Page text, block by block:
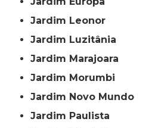
Jardim Leonor
Jardim Luzitânia
Jardim Marajoara
Jardim Morumbi
Jardim Novo Mundo
Jardim Paulista